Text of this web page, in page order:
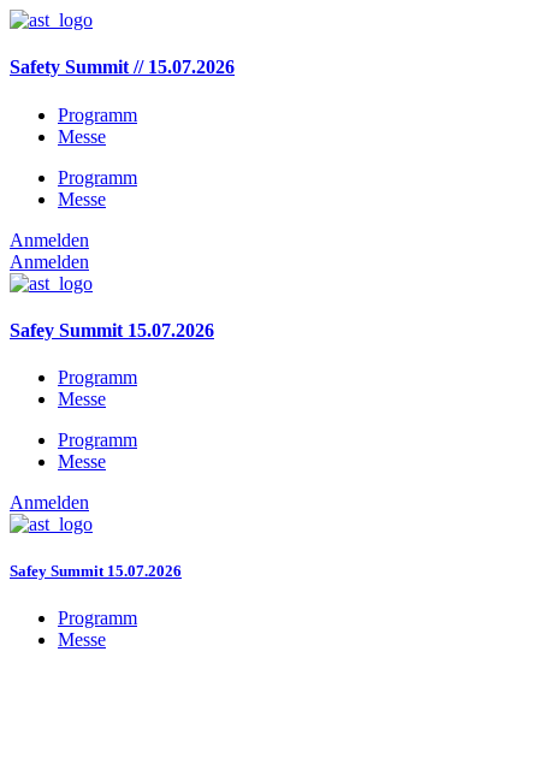
Zum
wechseln
Safety Summit // 15.07.2026
Programm
Messe
Programm
Messe
Anmelden
Anmelden
Safey Summit 15.07.2026
Programm
Messe
Programm
Messe
Anmelden
Safey Summit 15.07.2026
Programm
Messe